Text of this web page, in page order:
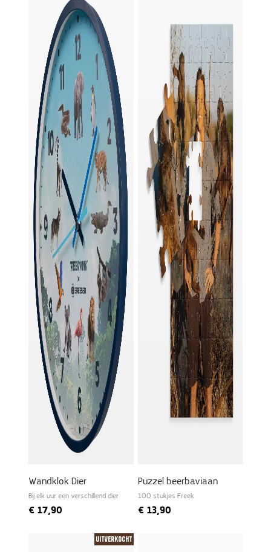
Wandklok Dier
Bij elk uur een verschillend dier
€ 17,90
Puzzel beerbaviaan
100 stukjes Freek
€13,90
Uitverkocht